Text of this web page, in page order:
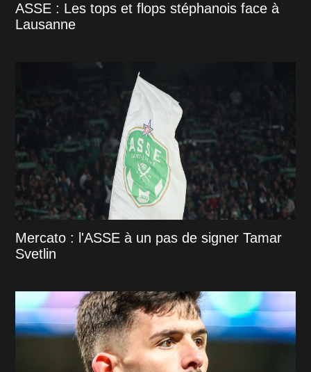
ASSE : Les tops et flops stéphanois face à
Lausanne
Mercato : l'ASSE à un pas de signer Tamar
Svetlin